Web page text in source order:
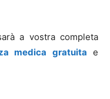
a vostra completa
medica gratuita e